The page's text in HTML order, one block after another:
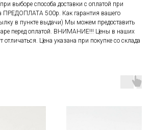
выборе способа доставки с оплатой при
ПРЕДОПЛАТА 500р. Как гарантия вашего
в пункте выдачи) Мы можем предоставить
перед оплатой. ВНИМАНИЕ!!! Цены в наших
отличаться. Цена указана при покупке со склада